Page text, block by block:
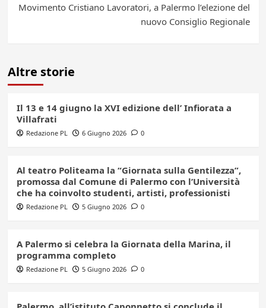
Movimento Cristiano Lavoratori, a Palermo l’elezione del
nuovo Consiglio Regionale
Altre storie
Il 13 e 14 giugno la XVI edizione dell’ Infiorata a
Villafrati
Redazione PL 6 Giugno 2026 0
Al teatro Politeama la “Giornata sulla Gentilezza”,
promossa dal Comune di Palermo con l’Università
che ha coinvolto studenti, artisti, professionisti
Redazione PL 5 Giugno 2026 0
A Palermo si celebra la Giornata della Marina, il
programma completo
Redazione PL 5 Giugno 2026 0